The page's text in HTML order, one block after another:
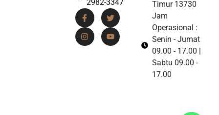
2982-3347
Timur 13730
Jam
Operasional :
Senin - Jumat
09.00 - 17.00 |
Sabtu 09.00 -
17.00